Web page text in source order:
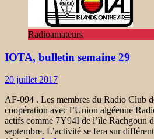
Radioamateurs
IOTA, bulletin semaine 29
20 juillet 2017
AF-094 . Les membres du Radio Club
coopération avec l’Union algéenne
actifs comme 7Y94I de l’île Rachgoun
septembre. L’activité se fera sur